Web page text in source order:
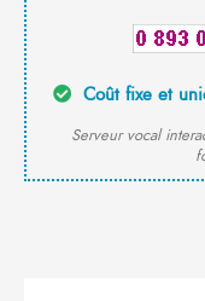
Coût fixe et
Serveur vocal